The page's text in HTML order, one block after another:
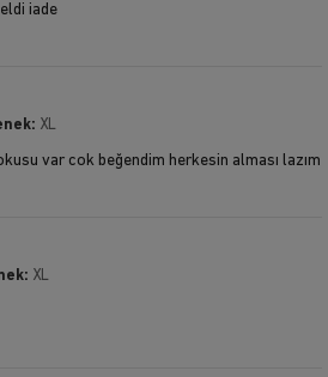
iade
XL
var cok beğendim herkesin alması lazım
XL